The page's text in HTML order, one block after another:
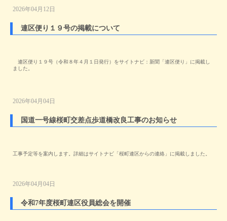
2026年04月12日
連区便り１９号の掲載について
連区便り１９号（令和８年４月１日発行）をサイトナビ：新聞「連区便り」に掲載し
ました。
2026年04月04日
国道一号線桜町交差点歩道橋改良工事のお知らせ
工事予定等を案内します。詳細はサイトナビ「桜町連区からの連絡」に掲載しました。
2026年04月04日
令和7年度桜町連区役員総会を開催